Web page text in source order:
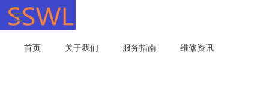
首页 关于我们 服务指南 维修资讯